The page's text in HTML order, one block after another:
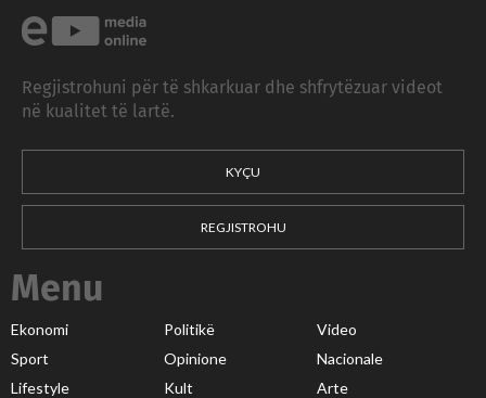
Regjistrohuni për të shkarkuar dhe shfrytëzuar videot
në kualitet të lartë.
KYÇU
REGJISTROHU
Menu
Ekonomi Politikë
Video
Sport
Opinione
Nacionale
Lifestyle
Kult
Arte